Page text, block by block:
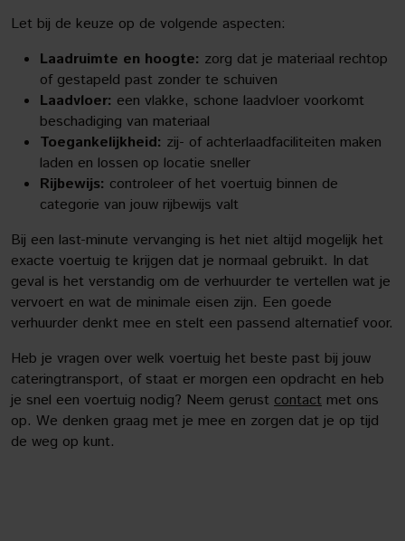
Let bij de keuze op de volgende aspecten:
Laadruimte en hoogte: zorg dat je materiaal rechtop
of gestapeld past zonder te schuiven
Laadvloer: een vlakke, schone laadvloer voorkomt
beschadiging van materiaal
Toegankelijkheid: zij- of achterlaadfaciliteiten maken
laden en lossen op locatie sneller
Rijbewijs: controleer of het voertuig binnen de
categorie van jouw rijbewijs valt
Bij een last-minute vervanging is het niet altijd mogelijk het
exacte voertuig te krijgen dat je normaal gebruikt. In dat
geval is het verstandig om de verhuurder te vertellen wat je
vervoert en wat de minimale eisen zijn. Een goede
verhuurder denkt mee en stelt een passend alternatief voor.
Heb je vragen over welk voertuig het beste past bij jouw
cateringtransport, of staat er morgen een opdracht en heb
je snel een voertuig nodig? Neem gerust contact met ons
op. We denken graag met je mee en zorgen dat je op tijd
de weg op kunt.